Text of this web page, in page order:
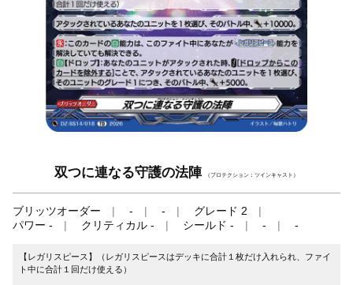
双つに連なる守護の法陣 （プロテクション：ツインキャスト）
ブリッツオーダー - -
グレード 2
パワー -
クリティカル - シールド - - -
【レガリスピース】（レガリスピースはデッキに合計１枚だけ入れられ、ファイ
ト中に合計１回だけ使える）